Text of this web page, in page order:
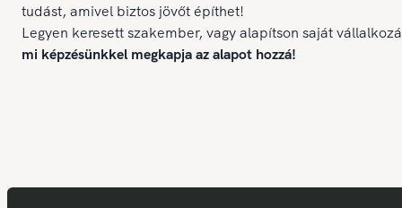
tudást, amivel biztos jövőt építhet!
Legyen keresett szakember, vagy alapítson saját
mi képzésünkkel megkapja az alapot hozzá!